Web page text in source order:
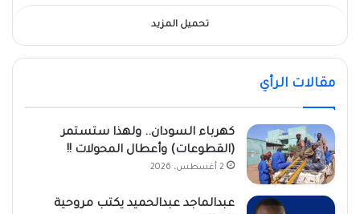
تحميل المزيد
مقالات الرأي
كهرباء السودان.. ولهذا ستستمر
(القطوعات) وأعطال المحولات !!
2 أغسطس، 2026
عبدالماجد عبدالحميد يكتب مروحية